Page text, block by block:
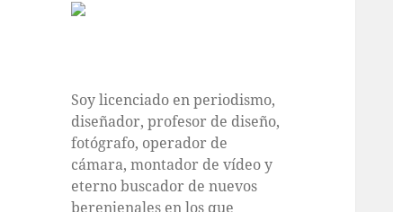
Soy licenciado en periodismo,
diseñador, profesor de diseño,
fotógrafo, operador de
cámara, montador de vídeo y
eterno buscador de nuevos
berenjenales en los que